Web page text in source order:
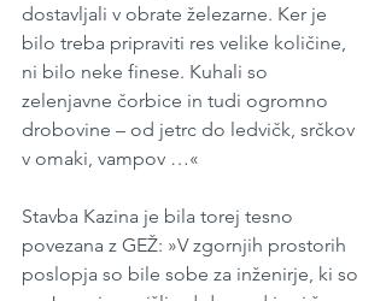
dostavljali v obrate železarne. Ker je
bilo treba pripraviti res velike količine,
ni bilo neke finese. Kuhali so
zelenjavne čorbice in tudi ogromno
drobovine – od jetrc do ledvičk, srčkov
v omaki, vampov …«
Stavba Kazina je bila torej tesno
povezana z GEŽ: »V zgornjih prostorih
poslopja so bile sobe za inženirje, ki so